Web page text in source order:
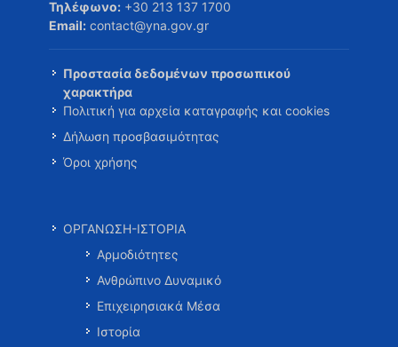
Τηλέφωνο: +30 213 137 1700
Email: contact@yna.gov.gr
Προστασία δεδομένων προσωπικού
χαρακτήρα
Πολιτική για αρχεία καταγραφής και cookies
Δήλωση προσβασιμότητας
Όροι χρήσης
ΟΡΓΑΝΩΣΗ-ΙΣΤΟΡΙΑ
Αρμοδιότητες
Ανθρώπινο Δυναμικό
Επιχειρησιακά Μέσα
Ιστορία